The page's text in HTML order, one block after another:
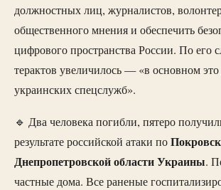
должностных лиц, журналистов,
общественного мнения и обеспечить
цифрового пространства России. По его
терактов увеличилось — «в основном
украинских спецслужб».
🔹 Два человека погибли, пятеро
результате российской атаки по
Днепропетровской области Украины.
частные дома. Все раненые